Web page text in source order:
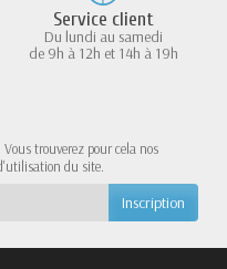
Service client
Du lundi au samedi
de 9h à 12h et 14h à 19h
trouverez pour cela nos
du site.